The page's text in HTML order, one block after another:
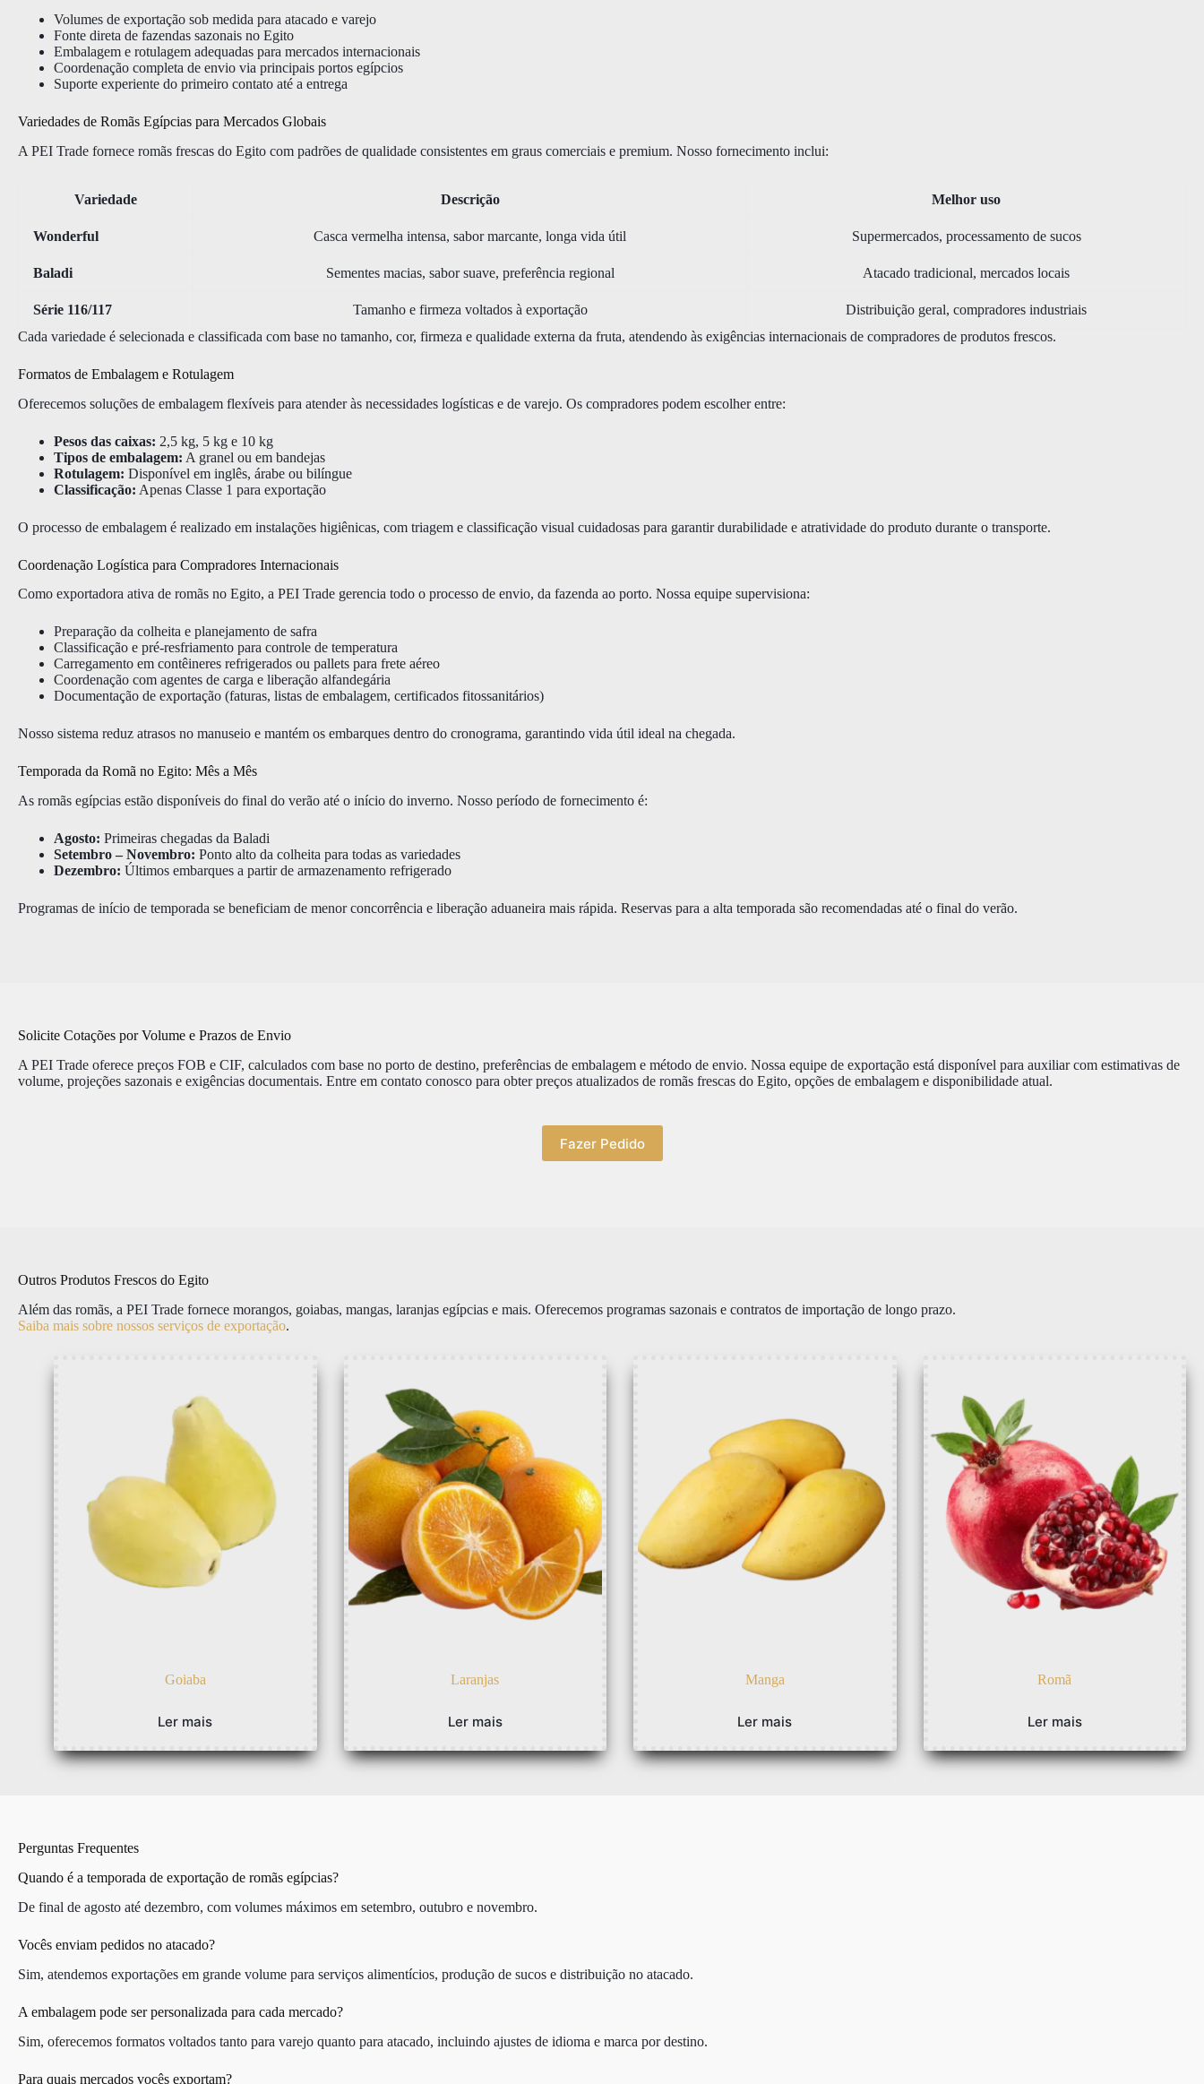
Volumes de exportação sob medida para atacado e varejo
Fonte direta de fazendas sazonais no Egito
Embalagem e rotulagem adequadas para mercados internacionais
Coordenação completa de envio via principais portos egípcios
Suporte experiente do primeiro contato até a entrega
Variedades de Romãs Egípcias para Mercados Globais
A PEI Trade fornece romãs frescas do Egito com padrões de qualidade consistentes em graus comerciais e premium. Nosso fornecimento inclui:
Variedade Descrição Melhor uso
Wonderful Casca vermelha intensa, sabor marcante, longa vida útil Supermercados, processamento de sucos
Baladi Sementes macias, sabor suave, preferência regional Atacado tradicional, mercados locais
Série 116/117 Tamanho e firmeza voltados à exportação
Distribuição geral, compradores industriais
Cada variedade é selecionada e classificada com base no tamanho, cor, firmeza e qualidade externa da fruta, atendendo às exigências internacionais de compradores de produtos frescos.
Formatos de Embalagem e Rotulagem
Oferecemos soluções de embalagem flexíveis para atender às necessidades logísticas e de varejo. Os compradores podem escolher entre:
Pesos das caixas: 2,5 kg, 5 kg e 10 kg
Tipos de embalagem: A granel ou em bandejas
Rotulagem: Disponível em inglês, árabe ou bilíngue
Classificação: Apenas Classe 1 para exportação
O processo de embalagem é realizado em instalações higiênicas, com triagem e classificação visual cuidadosas para garantir durabilidade e atratividade do produto durante o transporte.
Coordenação Logística para Compradores Internacionais
Como exportadora ativa de romãs no Egito, a PEI Trade gerencia todo o processo de envio, da fazenda ao porto. Nossa equipe supervisiona:
Preparação da colheita e planejamento de safra
Classificação e pré-resfriamento para controle de temperatura
Carregamento em contêineres refrigerados ou pallets para frete aéreo
Coordenação com agentes de carga e liberação alfandegária
Documentação de exportação (faturas, listas de embalagem, certificados fitossanitários)
Nosso sistema reduz atrasos no manuseio e mantém os embarques dentro do cronograma, garantindo vida útil ideal na chegada.
Temporada da Romã no Egito: Mês a Mês
As romãs egípcias estão disponíveis do final do verão até o início do inverno. Nosso período de fornecimento é:
Agosto: Primeiras chegadas da Baladi
Setembro – Novembro: Ponto alto da colheita para todas as variedades
Dezembro: Últimos embarques a partir de armazenamento refrigerado
Programas de início de temporada se beneficiam de menor concorrência e liberação aduaneira mais rápida. Reservas para a alta temporada são recomendadas até o final do verão.
Solicite Cotações por Volume e Prazos de Envio
A PEI Trade oferece preços FOB e CIF, calculados com base no porto de destino, preferências de embalagem e método de envio. Nossa equipe de exportação está disponível para auxiliar com estimativas de
volume, projeções sazonais e exigências documentais. Entre em contato conosco para obter preços atualizados de romãs frescas do Egito, opções de embalagem e disponibilidade atual.
Fazer Pedido
Outros Produtos Frescos do Egito
Além das romãs, a PEI Trade fornece morangos, goiabas, mangas, laranjas egípcias e mais. Oferecemos programas sazonais e contratos de importação de longo prazo.
Saiba mais sobre nossos serviços de exportação.
Goiaba
Ler mais
Laranjas
Ler mais
Manga
Ler mais
Romã
Ler mais
Perguntas Frequentes
Quando é a temporada de exportação de romãs egípcias?
De final de agosto até dezembro, com volumes máximos em setembro, outubro e novembro.
Vocês enviam pedidos no atacado?
Sim, atendemos exportações em grande volume para serviços alimentícios, produção de sucos e distribuição no atacado.
A embalagem pode ser personalizada para cada mercado?
Sim, oferecemos formatos voltados tanto para varejo quanto para atacado, incluindo ajustes de idioma e marca por destino.
Para quais mercados vocês exportam?